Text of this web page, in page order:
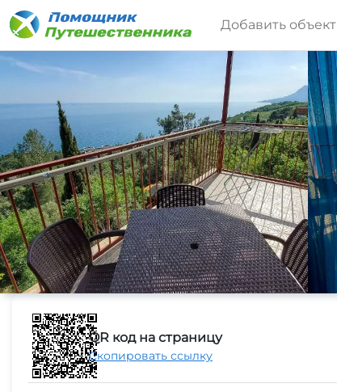
Добавить объект
QR код на страницу
Скопировать ссылку